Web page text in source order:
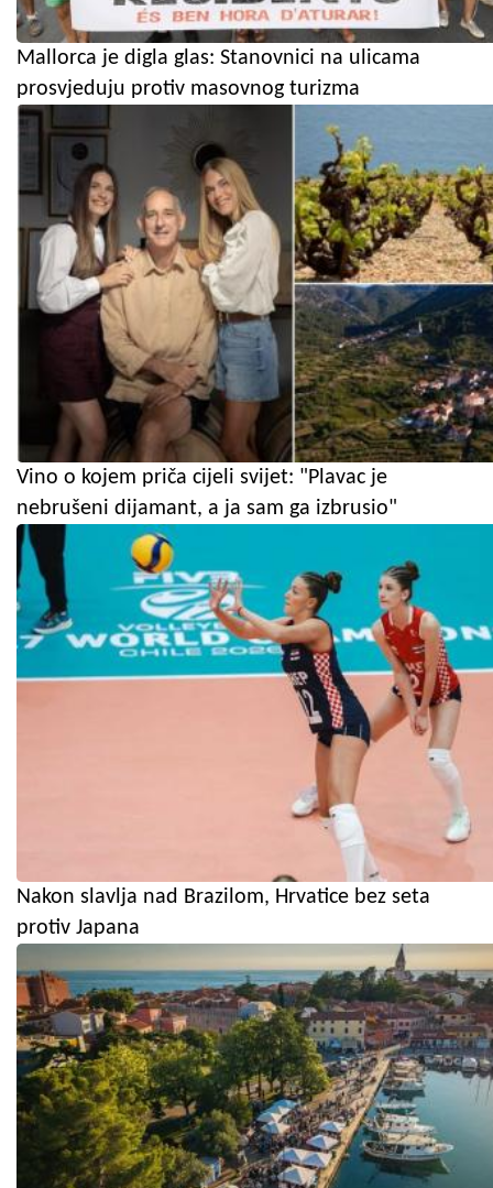
Mallorca je digla glas: Stanovnici na ulicama
prosvjeduju protiv masovnog turizma
Vino o kojem priča cijeli svijet: "Plavac je
nebrušeni dijamant, a ja sam ga izbrusio"
Nakon slavlja nad Brazilom, Hrvatice bez seta
protiv Japana